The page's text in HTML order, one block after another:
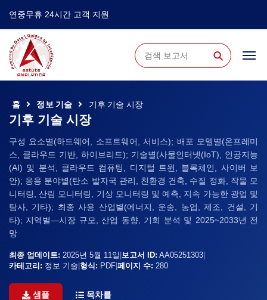
연중무휴 24시간 고객 지원
⚲
홈 정보 기술 기후 기술 시장
기후 기술 시장
구성 요소별(하드웨어, 소프트웨어, 서비스); 배포 모델별(온프레미
스, 클라우드 기반, 하이브리드); 기술별(사물인터넷(IoT), 인공지능
(AI) 및 분석, 클라우드 컴퓨팅, 디지털 트윈, 블록체인, 사이버 보
안); 응용 분야별(탄소 발자국 관리, 친환경 건축, 수질 정화, 작물 모
니터링, 산림 모니터링, 기상 모니터링 및 예측, 지속 가능한 광업 및
탐사, 기타); 최종 사용 산업별(에너지, 운송, 농업, 제조, 건설, 기
타); 지역별—시장 규모, 산업 동향, 기회 분석 및 2025~2033년 전
망
최종 업데이트: 2025년 5월 11일 보고서 ID: AA05251303
카테고리: 정보 기술 형식: PDF 페이지 수: 280
샘플 목차를